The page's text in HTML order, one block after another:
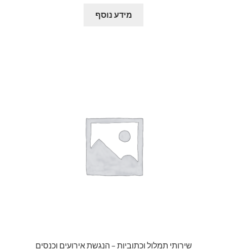
מידע נוסף
שירותי תמלול וכתוביות – הנגשת אירועים וכנסים